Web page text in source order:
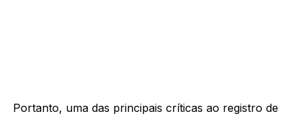
Portanto, uma das principais críticas ao registro de